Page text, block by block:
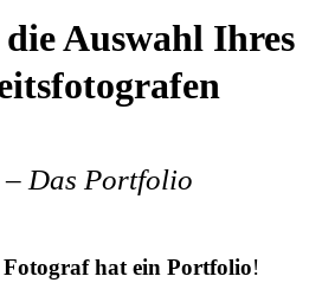
Auswahl Ihres
– Das Portfolio
Fotograf hat ein Portfolio!